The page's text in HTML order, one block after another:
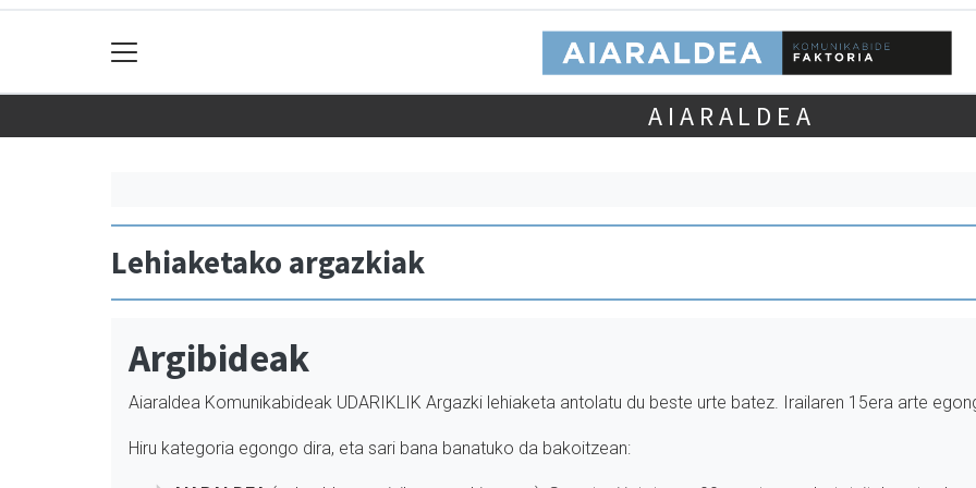
AIARALDEA
Lehiaketako argazkiak
Argibideak
Aiaraldea Komunikabideak UDARIKLIK Argazki lehiaketa antolatu du beste urte batez. Irailaren 15era arte
Hiru kategoria egongo dira, eta sari bana banatuko da bakoitzean: